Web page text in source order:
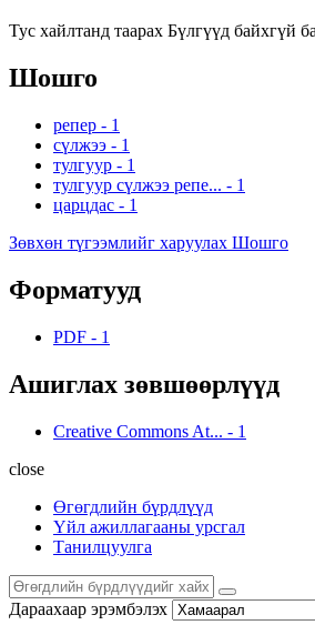
Тус хайлтанд таарах Бүлгүүд байхгүй
Шошго
репер - 1
сүлжээ - 1
тулгуур - 1
тулгуур сүлжээ репе... - 1
царцдас - 1
Зөвхөн түгээмлийг харуулах Шошго
Форматууд
PDF - 1
Ашиглах зөвшөөрлүүд
Creative Commons At... - 1
close
Өгөгдлийн бүрдлүүд
Үйл ажиллагааны урсгал
Танилцуулга
Дараахаар эрэмбэлэх